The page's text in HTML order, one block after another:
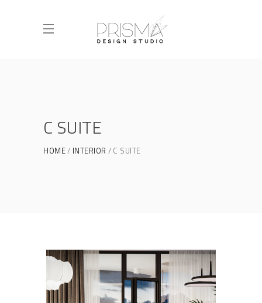
C SUITE
HOME INTERIOR C SUITE